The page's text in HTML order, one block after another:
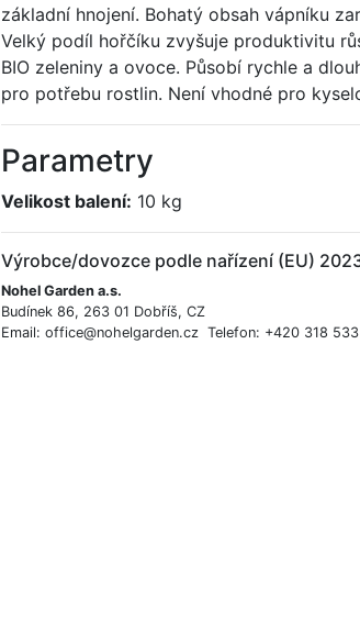
základní hnojení. Bohatý obsah vápníku
Velký podíl hořčíku zvyšuje produktivitu
BIO zeleniny a ovoce. Působí rychle a
pro potřebu rostlin. Není vhodné pro
Parametry
Velikost balení: 10 kg
Výrobce/dovozce podle nařízení (EU)
Nohel Garden a.s.
Budínek 86, 263 01 Dobříš, CZ
Email: office@nohelgarden.cz Telefon: +420 318